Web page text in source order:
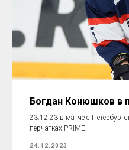
Богдан Конюшков в
23.12.23 в матче с
перчатках PRIME.
24.12.2023